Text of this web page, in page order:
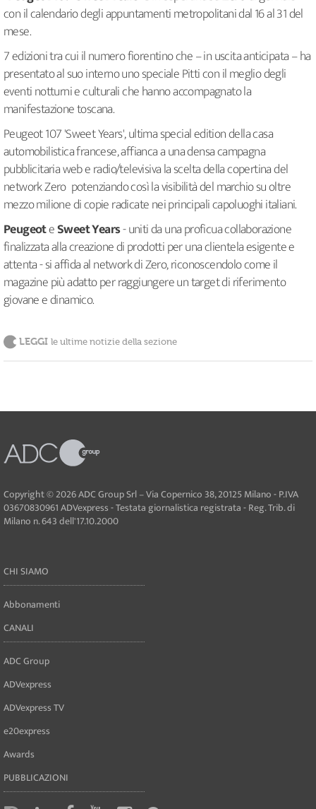
con il calendario degli appuntamenti metropolitani dal 16 al 31 del
mese.
7 edizioni tra cui il numero fiorentino che – in uscita anticipata – ha
presentato al suo interno uno speciale Pitti con il meglio degli
eventi notturni e culturali che hanno accompagnato la
manifestazione toscana.
Peugeot 107 'Sweet Years', ultima special edition della casa
automobilistica francese, affianca a una densa campagna
pubblicitaria web e radio/televisiva la scelta della copertina del
network Zero potenziando così la visibilità del marchio su oltre
mezzo milione di copie radicate nei principali capoluoghi italiani.
PeugeoteSweet Years- uniti da una proficua collaborazione
finalizzata alla creazione di prodotti per una clientela esigente e
attenta - si affida al network di Zero, riconoscendolo come il
magazine più adatto per raggiungere un target di riferimento
giovane e dinamico.
LEGGI le ultime notizie della sezione
Copyright © 2026 ADC Group Srl – Via Copernico 38, 20125 Milano - P.IVA
03670830961 ADVexpress - Testata giornalistica registrata - Reg. Trib. di
Milano n. 643 dell'17.10.2000
CHI SIAMO
Abbonamenti
CANALI
ADC Group
ADVexpress
ADVexpress TV
e20express
Awards
PUBBLICAZIONI